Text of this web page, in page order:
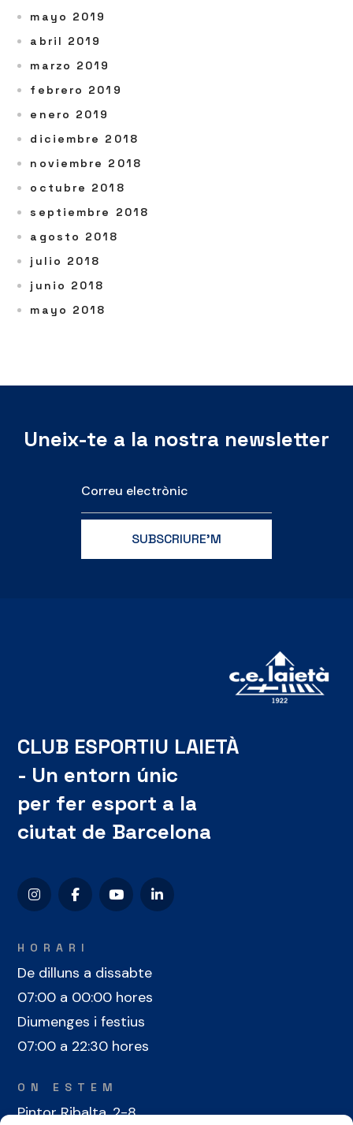
mayo 2019
abril 2019
marzo 2019
febrero 2019
enero 2019
diciembre 2018
noviembre 2018
octubre 2018
septiembre 2018
agosto 2018
julio 2018
junio 2018
mayo 2018
Uneix-te a la nostra newsletter
CLUB ESPORTIU LAIETÀ
- Un entorn únic
per fer esport a la
ciutat de Barcelona
HORARI
De dilluns a dissabte
07:00 a 00:00 hores
Diumenges i festius
07:00 a 22:30 hores
ON ESTEM
Pintor Ribalta, 2-8